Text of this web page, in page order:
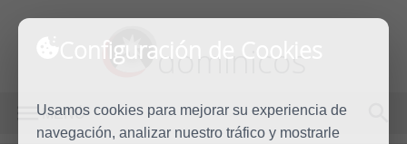
Configuración de Cookies
Usamos cookies para mejorar su experiencia de
navegación, analizar nuestro tráfico y mostrarle
dominicos
MENÚ